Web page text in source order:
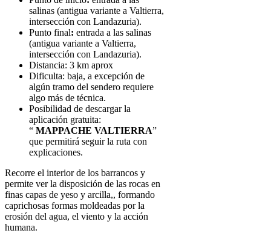
salinas (antigua variante a Valtierra,
intersección con Landazuria).
Punto final: entrada a las salinas
(antigua variante a Valtierra,
intersección con Landazuria).
Distancia: 3 km aprox
Dificulta: baja, a excepción de
algún tramo del sendero requiere
algo más de técnica.
Posibilidad de descargar la
aplicación gratuita:
“ MAPPACHE VALTIERRA”
que permitirá seguir la ruta con
explicaciones.
Recorre el interior de los barrancos y
permite ver la disposición de las rocas en
finas capas de yeso y arcilla,, formando
caprichosas formas moldeadas por la
erosión del agua, el viento y la acción
humana.